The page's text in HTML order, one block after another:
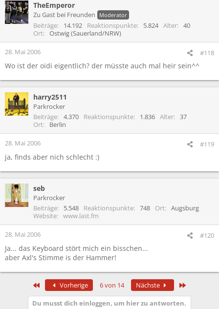
TheEmperor
Zu Gast bei Freunden Moderator
Beiträge 14.192 Reaktionspunkte 5.824 Alter
40
Ort
Ostwig (Sauerland/NRW)
28. Mai 2006 #118
Wo ist der oidi eigentlich? der müsste auch mal heir sein^^
harry2511
Parkrocker
Beiträge
4.370 Reaktionspunkte 1.836 Alter
37
Ort
Berlin
28. Mai 2006 #119
ja, finds aber nich schlecht :)
seb
Parkrocker
Beiträge
5.548 Reaktionspunkte 748 Ort
Augsburg
Website
www.last.fm
28. Mai 2006 #120
Ja... das Keyboard stört mich ein bisschen...
aber Axl's Stimme is der Hammer!
Erste Vorherige 6 von 14 Nächste
Du musst dich einloggen, um hier zu antworten.